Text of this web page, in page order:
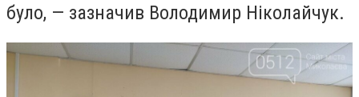
було, — зазначив Володимир Ніколайчук.